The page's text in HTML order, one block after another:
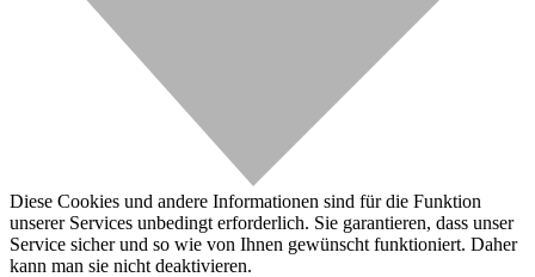
Diese Cookies und andere Informationen sind für die Funktion
unserer Services unbedingt erforderlich. Sie garantieren, dass unser
Service sicher und so wie von Ihnen gewünscht funktioniert. Daher
kann man sie nicht deaktivieren.